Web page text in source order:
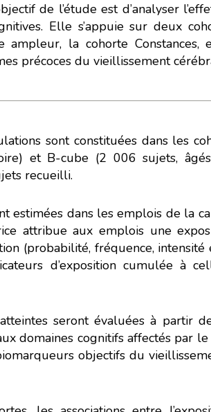
ça vous
Internet dans le cadre d’une démarche forte
de l’étude est d’analyser
Elle s’appuie sur deux
ampleur, la cohorte
précoces du vieillissement
sont constituées dans les
et B-cube (2 006 sujets,
recueilli.
estimées dans les emplois de la
attribue aux emplois une
(probabilité, fréquence,
d’exposition cumulée à
seront évaluées à partir
domaines cognitifs affectés par
objectifs du